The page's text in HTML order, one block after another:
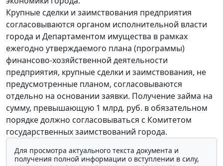
Крупные сделки и заимствования предприятия
согласовываются органом исполнительной власти
города и Департаментом имущества в рамках
ежегодно утверждаемого плана (программы)
финансово-хозяйственной деятельности
предприятия, крупные сделки и заимствования, не
предусмотренные планом, согласовываются
отдельно на основании заявки. Получение займа на
сумму, превышающую 1 млрд. руб. в обязательном
порядке должно согласовываться с Комитетом
государственных заимствований города.
Для просмотра актуального текста документа и
получения полной информации о вступлении в силу,